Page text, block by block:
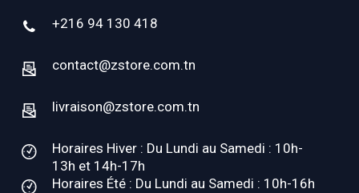
+216 94 130 418
contact@zstore.com.tn
livraison@zstore.com.tn
Horaires Hiver : Du Lundi au Samedi : 10h-
13h et 14h-17h
Horaires Été : Du Lundi au Samedi : 10h-16h